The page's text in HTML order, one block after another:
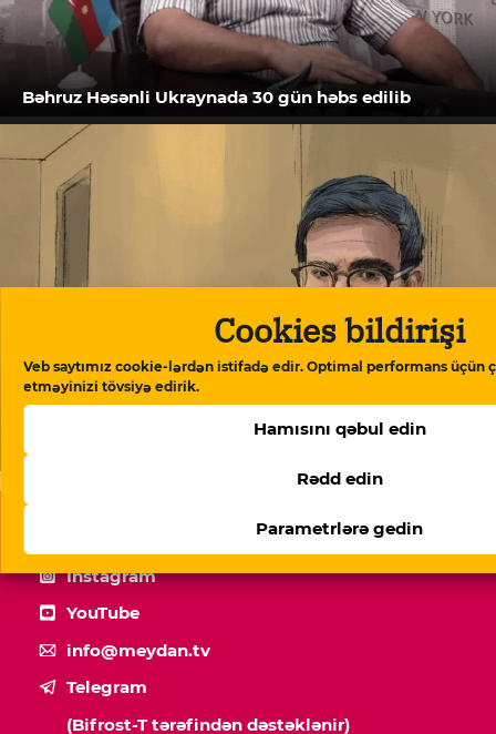
Cookies bildirişi
Veb saytımız cookie-lərdən istifadə edir. Optimal performans üçün
etməyinizi tövsiyə edirik.
Hamısını qəbul edin
Rədd edin
Parametrlərə gedin
Bəhruz Həsənli Ukraynada 30 gün həbs edilib
Bəhruz Səmədovun səhhəti ağırlaşıb
Instagram
YouTube
info@meydan.tv
Telegram
(Bifrost-T tərəfindən dəstəklənir)